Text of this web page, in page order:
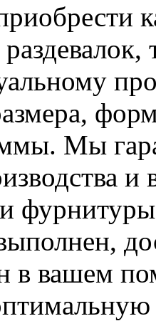
Мы
и
в вашем